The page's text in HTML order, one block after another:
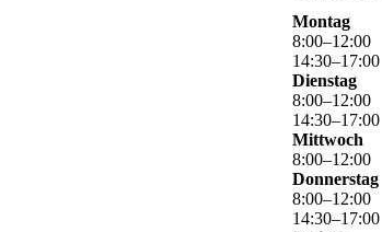
Montag
8:00–12:00
14:30–17:00
Dienstag
8:00–12:00
14:30–17:00
Mittwoch
8:00–12:00
Donnerstag
8:00–12:00
14:30–17:00